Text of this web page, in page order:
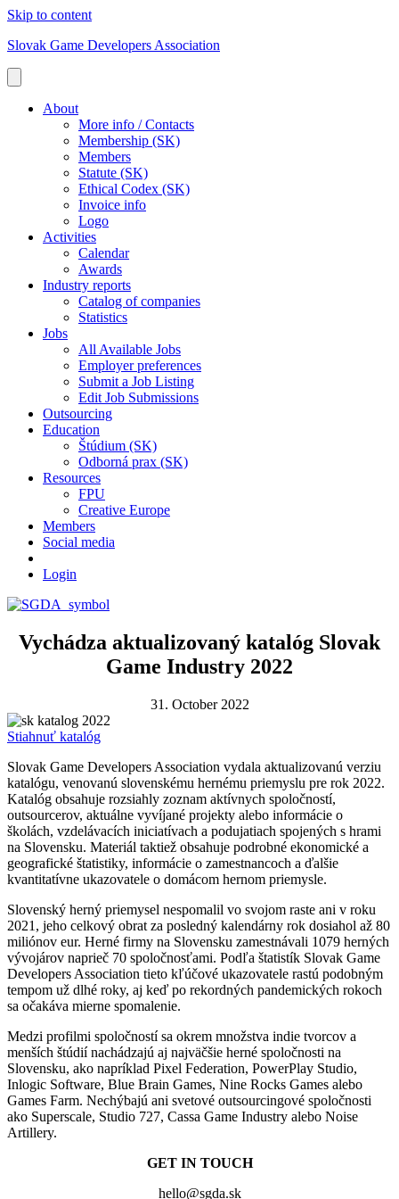
Skip to content
Slovak Game Developers Association
About
More info / Contacts
Membership (SK)
Members
Statute (SK)
Ethical Codex (SK)
Invoice info
Logo
Activities
Calendar
Awards
Industry reports
Catalog of companies
Statistics
Jobs
All Available Jobs
Employer preferences
Submit a Job Listing
Edit Job Submissions
Outsourcing
Education
Štúdium (SK)
Odborná prax (SK)
Resources
FPU
Creative Europe
Members
Social media
Login
Vychádza aktualizovaný katalóg Slovak
Game Industry 2022
31. October 2022
Stiahnuť katalóg
Slovak Game Developers Association vydala aktualizovanú verziu
katalógu, venovanú slovenskému hernému priemyslu pre rok 2022.
Katalóg obsahuje rozsiahly zoznam aktívnych spoločností,
outsourcerov, aktuálne vyvíjané projekty alebo informácie o
školách, vzdelávacích iniciatívach a podujatiach spojených s hrami
na Slovensku. Materiál taktiež obsahuje podrobné ekonomické a
geografické štatistiky, informácie o zamestnancoch a ďalšie
kvantitatívne ukazovatele o domácom hernom priemysle.
Slovenský herný priemysel nespomalil vo svojom raste ani v roku
2021, jeho celkový obrat za posledný kalendárny rok dosiahol až 80
miliónov eur. Herné firmy na Slovensku zamestnávali 1079 herných
vývojárov naprieč 70 spoločnosťami. Podľa štatistík Slovak Game
Developers Association tieto kľúčové ukazovatele rastú podobným
tempom už dlhé roky, aj keď po rekordných pandemických rokoch
sa očakáva mierne spomalenie.
Medzi profilmi spoločností sa okrem množstva indie tvorcov a
menších štúdií nachádzajú aj najväčšie herné spoločnosti na
Slovensku, ako napríklad Pixel Federation, PowerPlay Studio,
Inlogic Software, Blue Brain Games, Nine Rocks Games alebo
Games Farm. Nechýbajú ani svetové outsourcingové spoločnosti
ako Superscale, Studio 727, Cassa Game Industry alebo Noise
Artillery.
GET IN TOUCH
hello@sgda.sk